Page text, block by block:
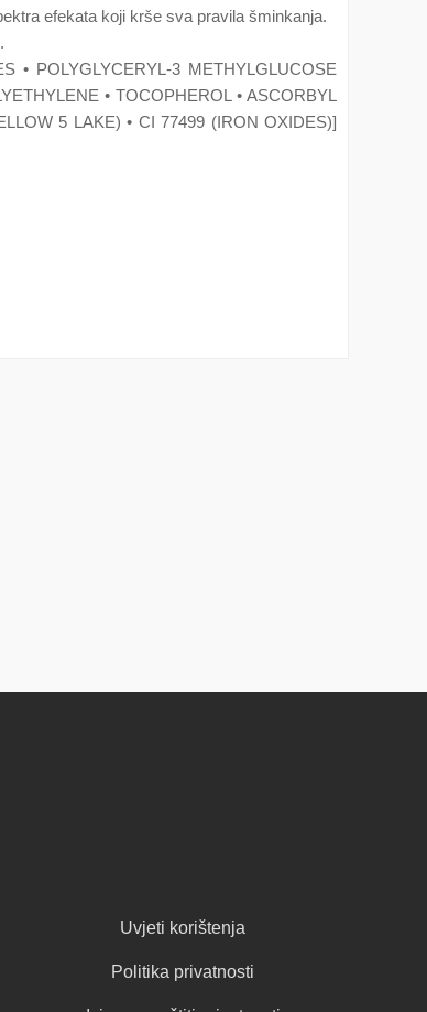
efekata koji krše sva pravila šminkanja.
• POLYGLYCERYL-3 METHYLGLUCOSE
• TOCOPHEROL • ASCORBYL
5 LAKE) • CI 77499 (IRON OXIDES)]
Uvjeti korištenja
Politika privatnosti